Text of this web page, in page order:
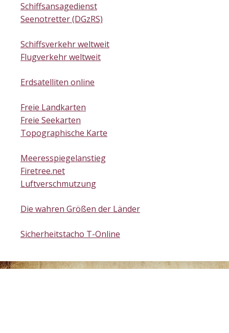
Schiffsansagedienst
Seenotretter (DGzRS)
Schiffsverkehr weltweit
Flugverkehr weltweit
Erdsatelliten online
Freie Landkarten
Freie Seekarten
Topographische Karte
Meeresspiegelanstieg
Firetree.net
Luftverschmutzung
Die wahren Größen der Länder
Sicherheitstacho T-Online